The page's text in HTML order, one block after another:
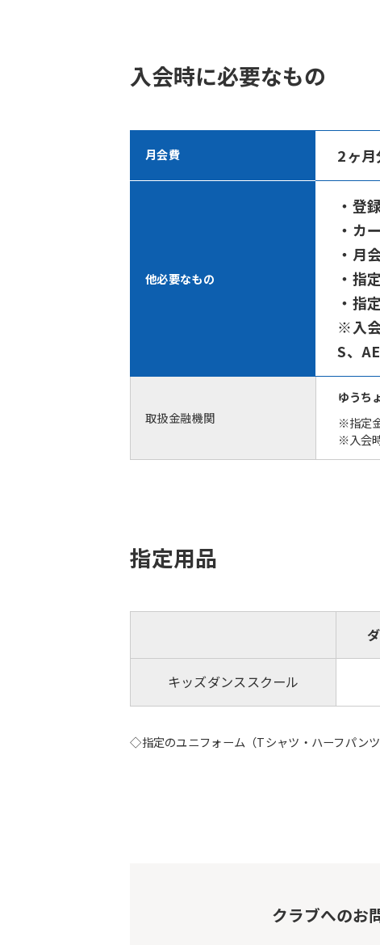
入会時に必要なもの
月会費 2ヶ月
他必要なもの
・登
・カ
・月
・指
・指
※入
S、
取扱金融機関
ゆうち
※指定
※入会
指定用品
キッズダンススクール
◇指定のユニフォーム（Tシャツ・ハーフパン
クラブへのお